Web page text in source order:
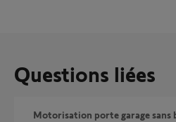
Questions liées
Motorisation porte garage